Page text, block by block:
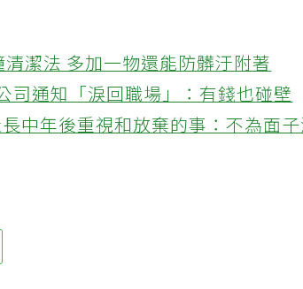
潔法 多加一物還能防髒汙附著
通知「淚回職場」：有錢也碰壁
中年後重視和放棄的事：不為面